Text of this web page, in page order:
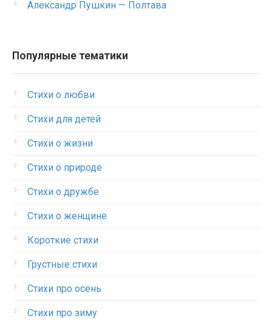
Александр Пушкин — Полтава
Популярные тематики
Стихи о любви
Стихи для детей
Стихи о жизни
Стихи о природе
Стихи о дружбе
Стихи о женщине
Короткие стихи
Грустные стихи
Стихи про осень
Стихи про зиму